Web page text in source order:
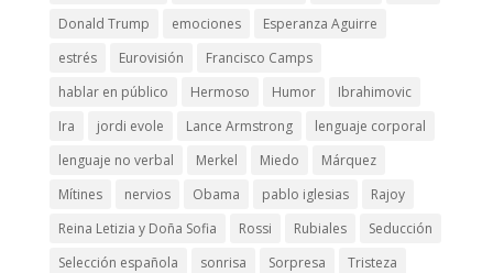
Donald Trump
emociones
Esperanza Aguirre
estrés
Eurovisión
Francisco Camps
hablar en público
Hermoso Humor
Ibrahimovic
Ira
jordi evole Lance Armstrong
lenguaje corporal
lenguaje no verbal
Merkel Miedo
Márquez
Mítines
nervios Obama pablo iglesias
Rajoy
Reina Letizia y Doña Sofia
Rossi Rubiales
Seducción
Selección española
sonrisa Sorpresa
Tristeza